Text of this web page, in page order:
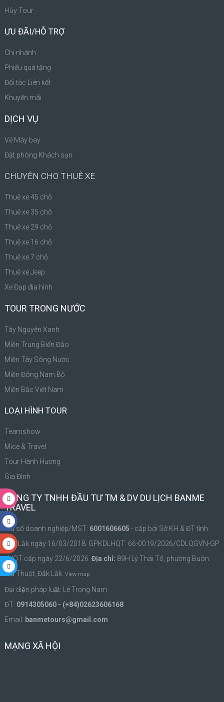
Hủy Tour
ƯU ĐÃI/HỖ TRỢ
Chi nhánh
Phiếu quà tặng
Đối tác Liên kết
Khuyến mãi
DỊCH VỤ
Vé Máy bay
Đặt phòng Khách sạn
CHUYÊN CHO THUÊ XE
Thuê xe 45 chỗ
Thuê xe 35 chỗ
Thuê xe 29 chỗ
Thuê xe 16 chỗ
Thuê xe 7 chỗ
Thuê xe Jeep
Xe Đạp địa hình
TOUR TRONG NƯỚC
Tây Nguyên Xanh
Miền Trung Biển Đảo
Miền Tây Sông Nước
Miền Đông Nam Bộ
Miền Bắc Việt Nam
LOẠI HÌNH TOUR
Teamshow
Mice & Travel
Tour Hành Hương
Gia Đình
CÔNG TY TNHH ĐẦU TƯ TM & DV DU LỊCH BANME
TRAVEL
Mã số doanh nghiệp/MST: 6001606605 - cấp bởi Sở KH & ĐT tỉnh
Đắk Lắk ngày 16/03/2018. GPKDLHQT: 66-0019/2026/CDLQGVN-GP
LHQT cấp ngày 22/6/2026. Địa chỉ: 89H Lý Thái Tổ, phường Buôn
Ma Thuột, Đắk Lắk. View map
Đại diện pháp luật: Lê Trọng Nam
ĐT: 0914305060 - (+84)02623606168
Email: banmetours@gmail.com
MẠNG XÃ HỘI